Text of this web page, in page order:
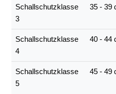
Schallschutzklasse
3
35 - 39
Schallschutzklasse
4
40 - 44
Schallschutzklasse
5
45 - 49